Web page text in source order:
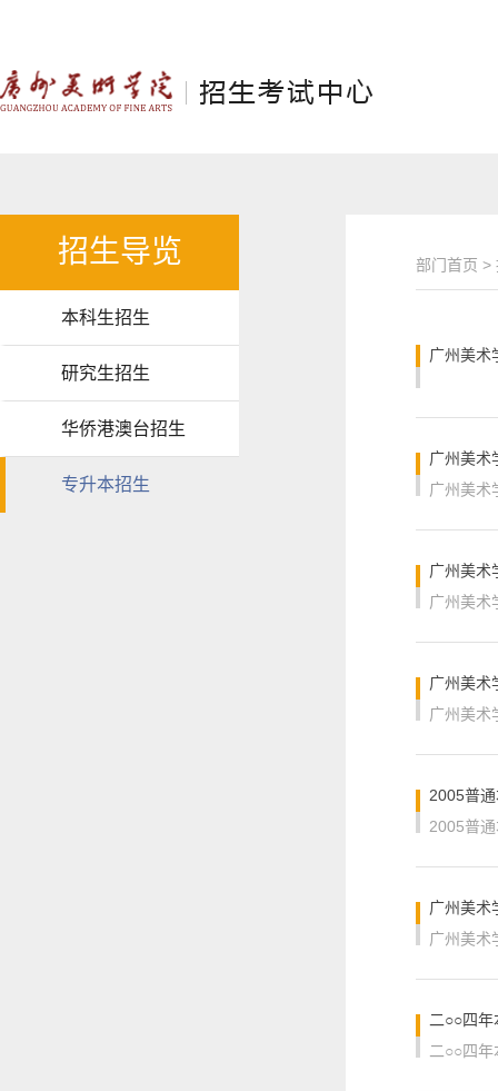
招生导览
本科生招生
研究生招生
华侨港澳台招生
专升本招生
部门首页 >
广州美术
广州美术
广州美术
广州美术
广州美术
广州美术
广州美术
2005普
2005普
广州美术
广州美术
二○○四
二○○四